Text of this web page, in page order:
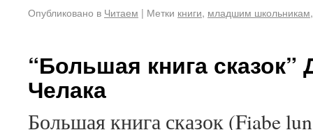
Опубликовано в Читаем | Метки книги, младшим школьникам
“Большая книга
Челака
Большая книга сказок (Fiabe